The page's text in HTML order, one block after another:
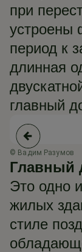
при
устроены
период к
длинная
главный
© Вадим Разумов
Главный
Это одно
жилых
стиле